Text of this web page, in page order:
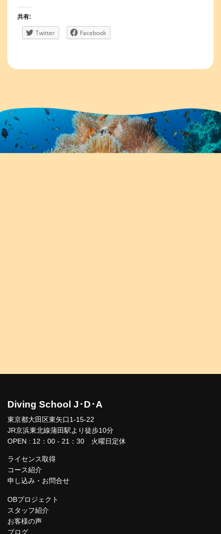
共有:
Twitter Facebook
Diving School J･D･A
東京都大田区東矢口1-15-22
JR京浜東北線蒲田駅より徒歩10分
OPEN : 12：00 - 21：30 火曜日定休
ライセンス取得
コース紹介
申し込み・お問合せ
OBプロジェクト
スタッフ紹介
お客様の声
ブログ